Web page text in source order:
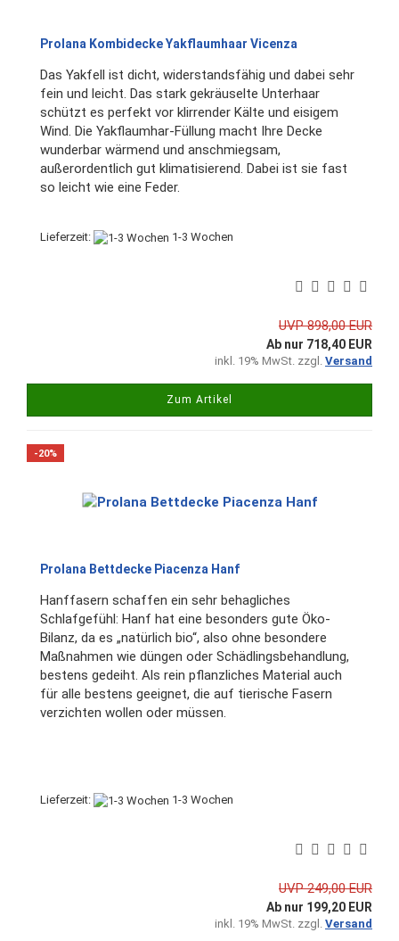
Prolana Kombidecke Yakflaumhaar Vicenza
Das Yakfell ist dicht, widerstandsfähig und dabei sehr
fein und leicht. Das stark gekräuselte Unterhaar
schützt es perfekt vor klirrender Kälte und eisigem
Wind. Die Yakflaumhar-Füllung macht Ihre Decke
wunderbar wärmend und anschmiegsam,
außerordentlich gut klimatisierend. Dabei ist sie fast
so leicht wie eine Feder.
Lieferzeit: 1-3 Wochen
UVP 898,00 EUR
Ab nur 718,40 EUR
inkl. 19% MwSt. zzgl. Versand
Zum Artikel
-20%
Prolana Bettdecke Piacenza Hanf
Hanffasern schaffen ein sehr behagliches
Schlafgefühl: Hanf hat eine besonders gute Öko-
Bilanz, da es „natürlich bio“, also ohne besondere
Maßnahmen wie düngen oder Schädlingsbehandlung,
bestens gedeiht. Als rein pflanzliches Material auch
für alle bestens geeignet, die auf tierische Fasern
verzichten wollen oder müssen.
Lieferzeit: 1-3 Wochen
UVP 249,00 EUR
Ab nur 199,20 EUR
inkl. 19% MwSt. zzgl. Versand